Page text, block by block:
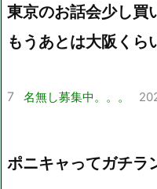
東京のお話会少し買
もうあとは大阪くら
7 名無し募集中。。。
ポニキャってガチラ